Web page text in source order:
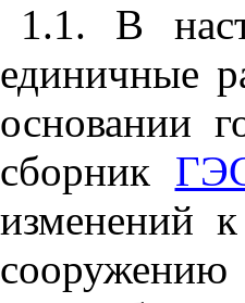
1.1. В
единичные
основании
сборник
изменений